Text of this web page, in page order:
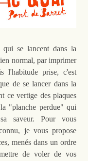
qui se lancent dans la
normal, par imprimer
l'habitude prise, c'est
de se lancer dans la
ce vertige des plaques
"planche perdue" qui
saveur. Pour vous
je vous propose
menés dans un ordre
de voler de vos